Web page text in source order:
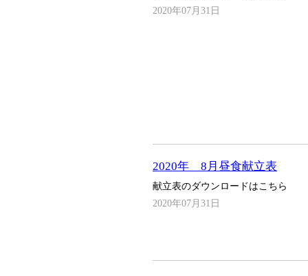
2020年07月31日
2020年 8月昼食献立表
献立表のダウンロードはこちら
2020年07月31日